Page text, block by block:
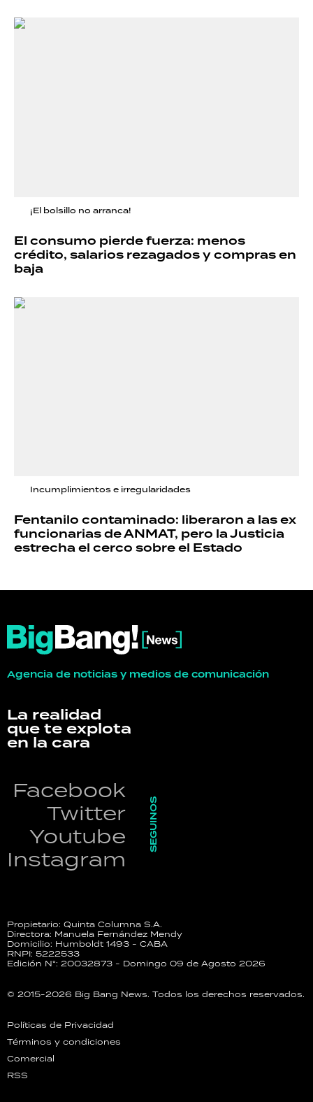
¡El bolsillo no arranca!
El consumo pierde fuerza: menos
crédito, salarios rezagados y compras en
baja
Incumplimientos e irregularidades
Fentanilo contaminado: liberaron a las ex
funcionarias de ANMAT, pero la Justicia
estrecha el cerco sobre el Estado
Agencia de noticias y medios de comunicación
La realidad
que te explota
en la cara
Facebook
Twitter
Youtube
Instagram
SEGUINOS
Propietario: Quinta Columna S.A.
Directora: Manuela Fernández Mendy
Domicilio: Humboldt 1493 - CABA
RNPI: 5222533
Edición N°: 20032873 - Domingo 09 de Agosto 2026
© 2015-2026 Big Bang News. Todos los derechos reservados.
Políticas de Privacidad
Términos y condiciones
Comercial
RSS